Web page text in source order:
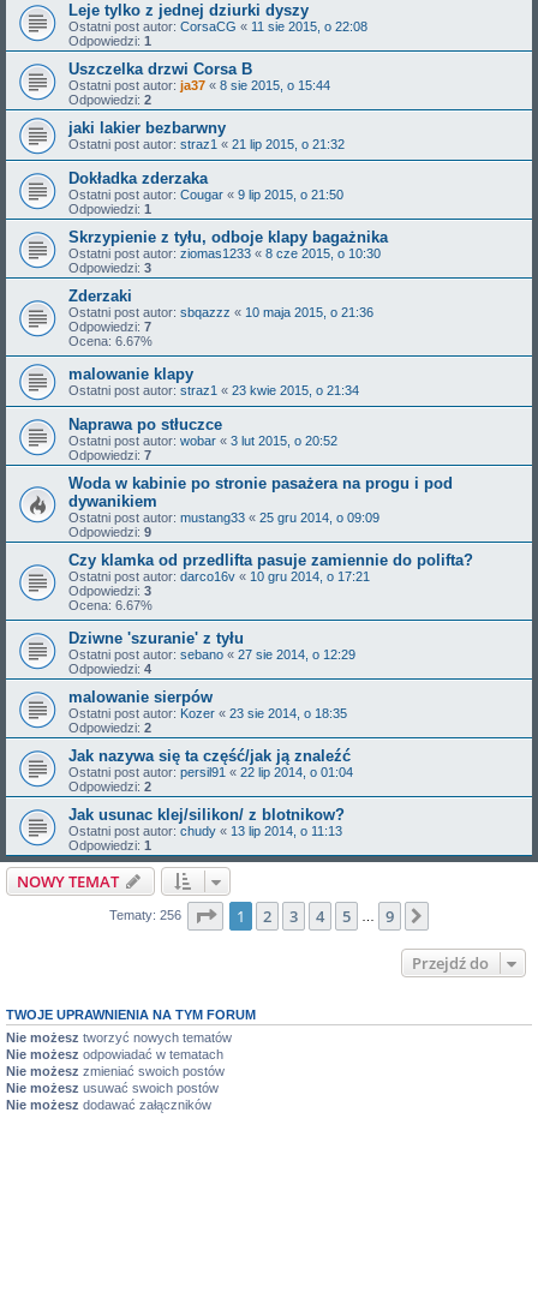
Leje tylko z jednej dziurki dyszy
Ostatni post autor: CorsaCG « 11 sie 2015, o 22:08
Odpowiedzi: 1
Uszczelka drzwi Corsa B
Ostatni post autor: ja37 « 8 sie 2015, o 15:44
Odpowiedzi: 2
jaki lakier bezbarwny
Ostatni post autor: straz1 « 21 lip 2015, o 21:32
Dokładka zderzaka
Ostatni post autor: Cougar « 9 lip 2015, o 21:50
Odpowiedzi: 1
Skrzypienie z tyłu, odboje klapy bagażnika
Ostatni post autor: ziomas1233 « 8 cze 2015, o 10:30
Odpowiedzi: 3
Zderzaki
Ostatni post autor: sbqazzz « 10 maja 2015, o 21:36
Odpowiedzi: 7
Ocena: 6.67%
malowanie klapy
Ostatni post autor: straz1 « 23 kwie 2015, o 21:34
Naprawa po stłuczce
Ostatni post autor: wobar « 3 lut 2015, o 20:52
Odpowiedzi: 7
Woda w kabinie po stronie pasażera na progu i pod
dywanikiem
Ostatni post autor: mustang33 « 25 gru 2014, o 09:09
Odpowiedzi: 9
Czy klamka od przedlifta pasuje zamiennie do polifta?
Ostatni post autor: darco16v « 10 gru 2014, o 17:21
Odpowiedzi: 3
Ocena: 6.67%
Dziwne 'szuranie' z tyłu
Ostatni post autor: sebano « 27 sie 2014, o 12:29
Odpowiedzi: 4
malowanie sierpów
Ostatni post autor: Kozer « 23 sie 2014, o 18:35
Odpowiedzi: 2
Jak nazywa się ta część/jak ją znaleźć
Ostatni post autor: persil91 « 22 lip 2014, o 01:04
Odpowiedzi: 2
Jak usunac klej/silikon/ z blotnikow?
Ostatni post autor: chudy « 13 lip 2014, o 11:13
Odpowiedzi: 1
NOWY TEMAT
Tematy: 256 Strona z9
1 2 3 4 5 9
Przejdź do
TWOJE UPRAWNIENIA NA TYM FORUM
Nie możesz tworzyć nowych tematów
Nie możesz odpowiadać w tematach
Nie możesz zmieniać swoich postów
Nie możesz usuwać swoich postów
Nie możesz dodawać załączników